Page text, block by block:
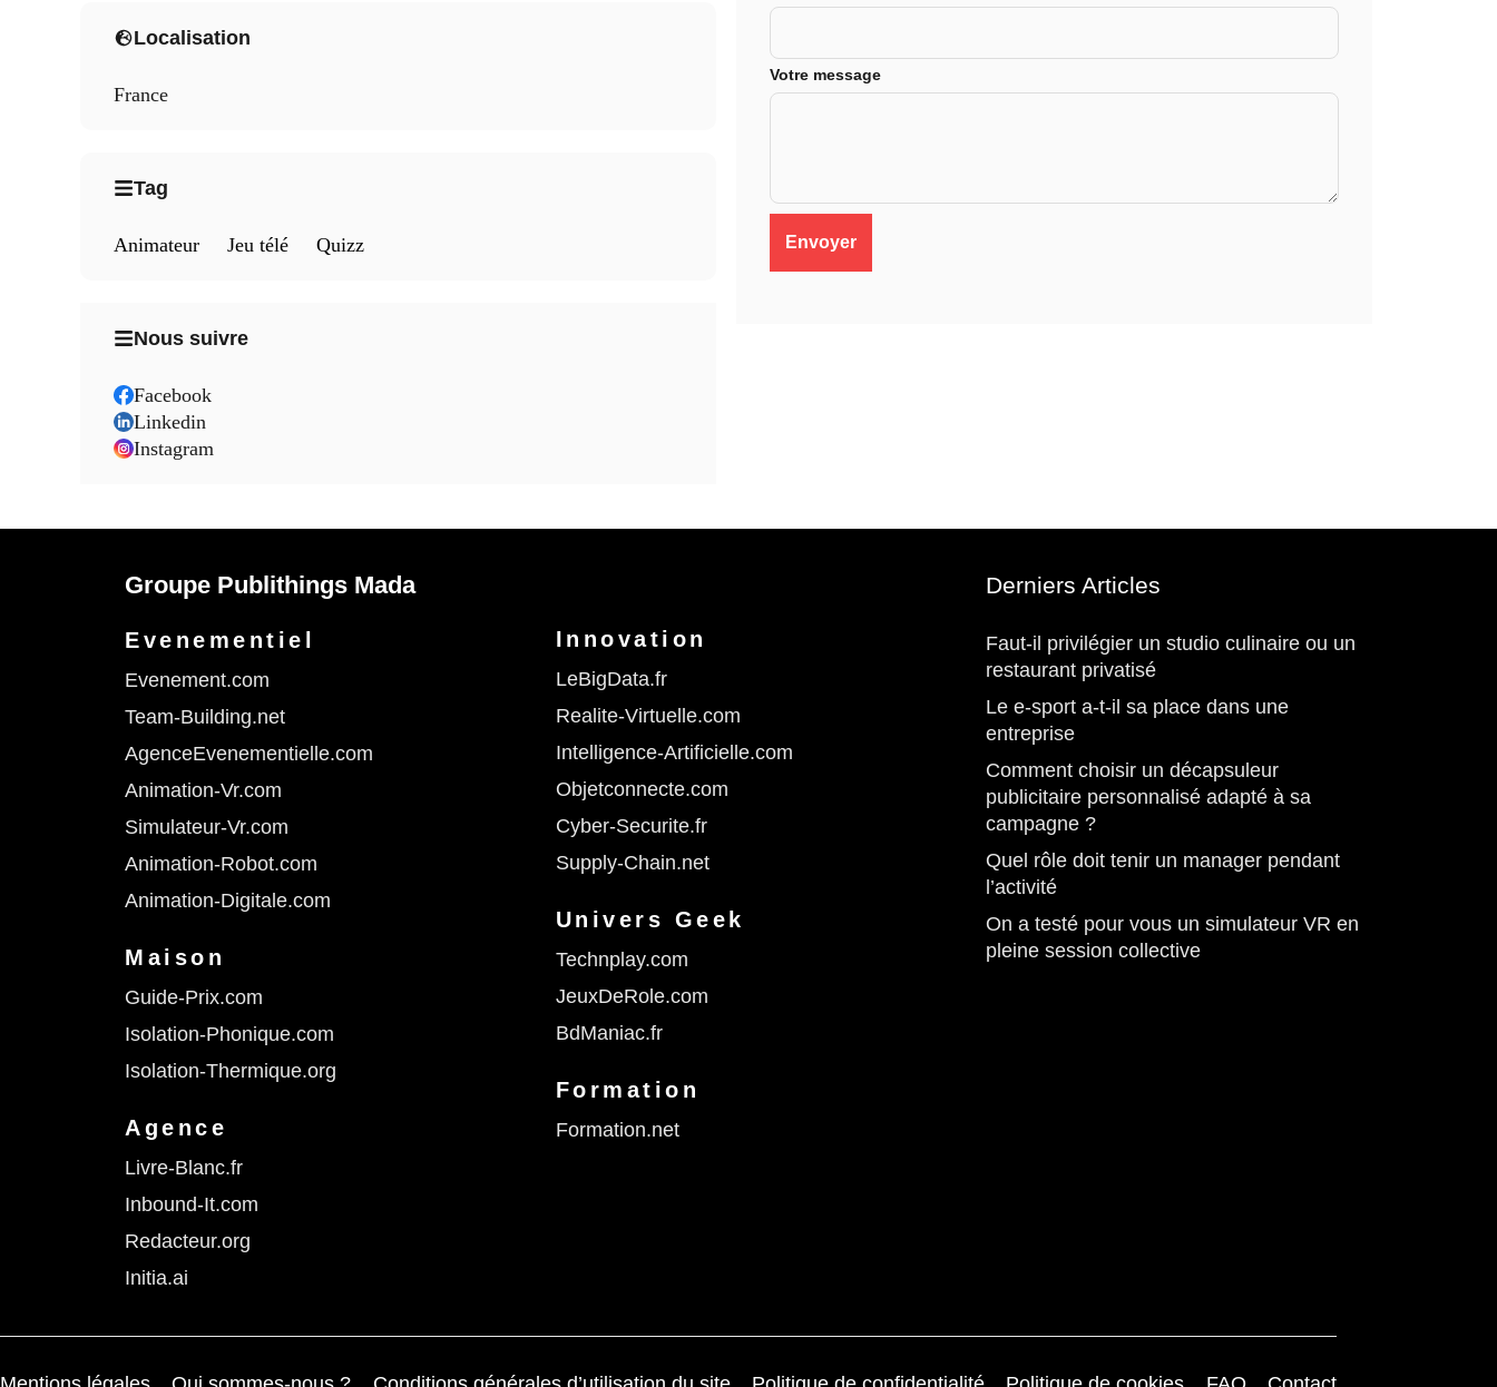
Localisation
France
Tag
Animateur Jeu télé Quizz
Nous suivre
Facebook
Linkedin
Instagram
Votre message
Groupe Publithings Mada
Evenementiel
Evenement.com
Team-Building.net
AgenceEvenementielle.com
Animation-Vr.com
Simulateur-Vr.com
Animation-Robot.com
Animation-Digitale.com
Maison
Guide-Prix.com
Isolation-Phonique.com
Isolation-Thermique.org
Agence
Livre-Blanc.fr
Inbound-It.com
Redacteur.org
Initia.ai
Innovation
LeBigData.fr
Realite-Virtuelle.com
Intelligence-Artificielle.com
Objetconnecte.com
Cyber-Securite.fr
Supply-Chain.net
Univers Geek
Technplay.com
JeuxDeRole.com
BdManiac.fr
Formation
Formation.net
Derniers Articles
Faut-il privilégier un studio culinaire ou un
restaurant privatisé
Le e-sport a-t-il sa place dans une
entreprise
Comment choisir un décapsuleur
publicitaire personnalisé adapté à sa
campagne ?
Quel rôle doit tenir un manager pendant
l’activité
On a testé pour vous un simulateur VR en
pleine session collective